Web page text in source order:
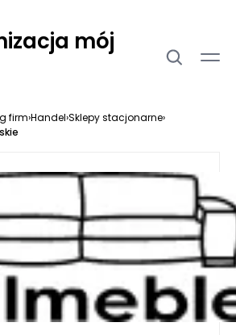
mój
firm›Handel›Sklepy stacjonarne›